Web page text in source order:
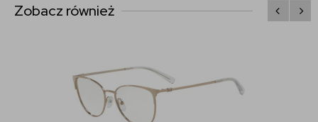
Zobacz również